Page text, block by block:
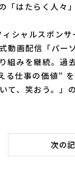
「はたらく人々
シャルスポンサ
動画配信「パー
組みを継続。過
る仕事の価値”
て、笑おう。」
次の